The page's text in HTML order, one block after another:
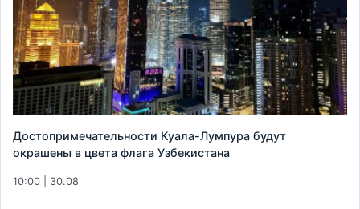
Достопримечательности Куала-Лумпура будут
окрашены в цвета флага Узбекистана
10:00 | 30.08